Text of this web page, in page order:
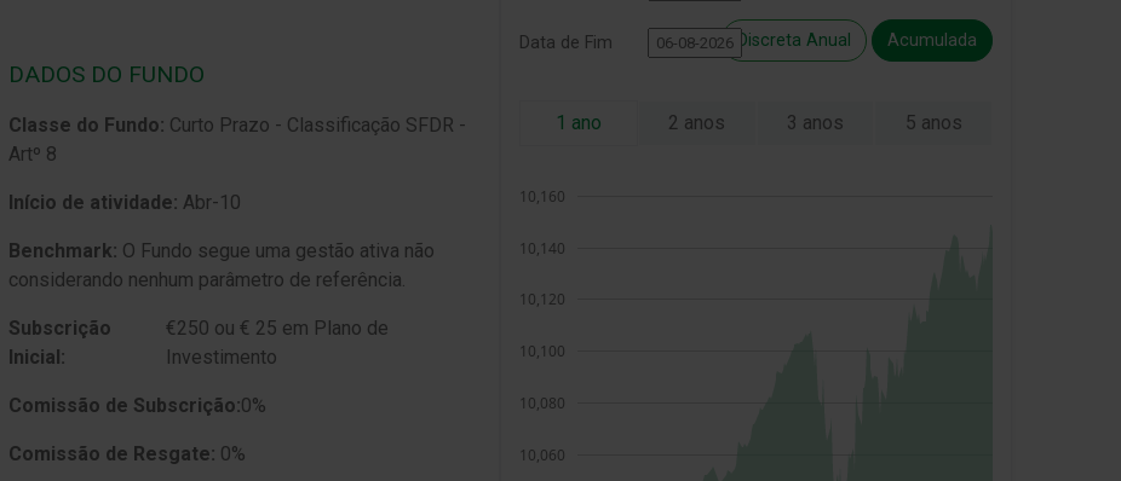
DADOS DO FUNDO
Classe do Fundo: Curto Prazo - Classificação SFDR -
Artº 8
Início de atividade: Abr-10
Benchmark: O Fundo segue uma gestão ativa não
considerando nenhum parâmetro de referência.
Subscrição
Inicial:
€250 ou € 25 em Plano de
Investimento
Comissão de Subscrição:0%
Comissão de Resgate: 0%
Data de Fim Discreta Anual Acumulada
1 ano 2 anos 3 anos 5 anos